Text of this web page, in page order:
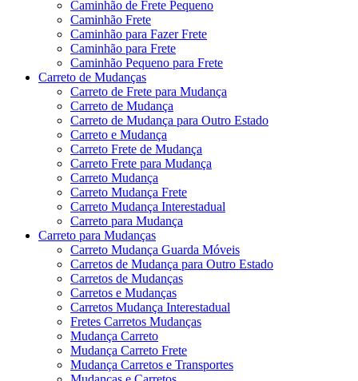
Caminhão de Frete Pequeno
Caminhão Frete
Caminhão para Fazer Frete
Caminhão para Frete
Caminhão Pequeno para Frete
Carreto de Mudanças
Carreto de Frete para Mudança
Carreto de Mudança
Carreto de Mudança para Outro Estado
Carreto e Mudança
Carreto Frete de Mudança
Carreto Frete para Mudança
Carreto Mudança
Carreto Mudança Frete
Carreto Mudança Interestadual
Carreto para Mudança
Carreto para Mudanças
Carreto Mudança Guarda Móveis
Carretos de Mudança para Outro Estado
Carretos de Mudanças
Carretos e Mudanças
Carretos Mudança Interestadual
Fretes Carretos Mudanças
Mudança Carreto
Mudança Carreto Frete
Mudança Carretos e Transportes